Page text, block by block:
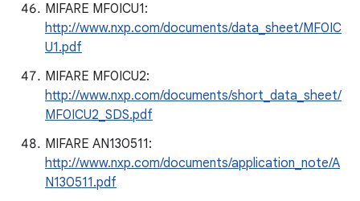
MIFARE MF0ICU1:
http://www.nxp.com/documents/data_sheet/MF0IC
U1.pdf
MIFARE MF0ICU2:
http://www.nxp.com/documents/short_data_sheet/
MF0ICU2_SDS.pdf
MIFARE AN130511:
http://www.nxp.com/documents/application_note/A
N130511.pdf